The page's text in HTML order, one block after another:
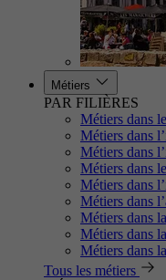
Métiers
PAR FILIÈRES
Métiers dans
Métiers dans
Métiers dans
Métiers dans
Métiers dans
Métiers dans
Métiers dans
Métiers dans
Métiers dans
Tous les métiers